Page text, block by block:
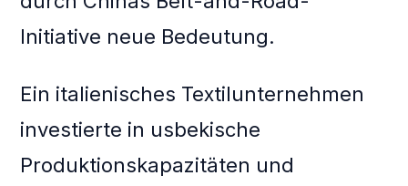
Initiative neue Bedeutung.
Ein italienisches Textilunternehmen
investierte in usbekische
Produktionskapazitäten und